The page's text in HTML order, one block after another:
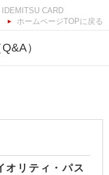
ホームページTOPに戻る
）
オリティ・パス